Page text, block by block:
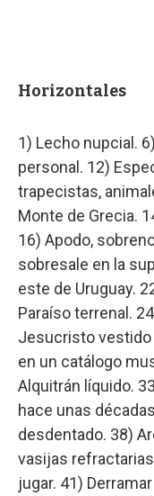
Horizontales
1) Lecho nupcial.
personal. 12)
trapecistas,
Monte de Grecia.
16) Apodo,
sobresale en la
este de Uruguay.
Paraíso terrenal.
Jesucristo vestido
en un catálogo
Alquitrán líquido.
hace unas
desdentado. 38)
vasijas
jugar. 41)